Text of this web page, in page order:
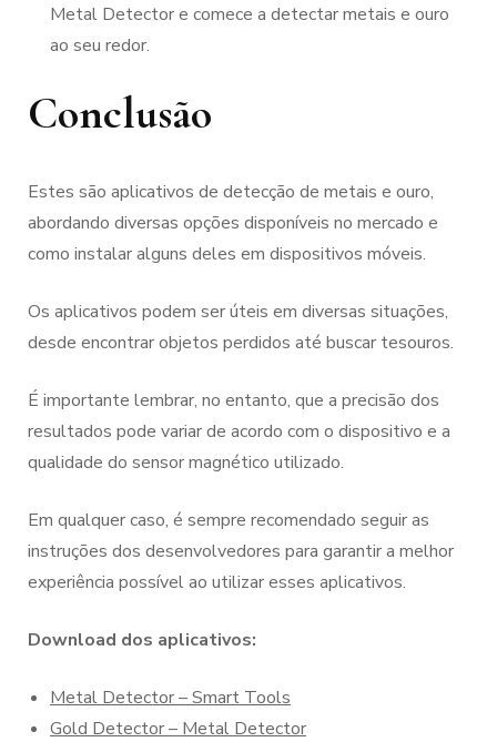
Metal Detector e comece a detectar metais e ouro
ao seu redor.
Conclusão
Estes são aplicativos de detecção de metais e ouro,
abordando diversas opções disponíveis no mercado e
como instalar alguns deles em dispositivos móveis.
Os aplicativos podem ser úteis em diversas situações,
desde encontrar objetos perdidos até buscar tesouros.
É importante lembrar, no entanto, que a precisão dos
resultados pode variar de acordo com o dispositivo e a
qualidade do sensor magnético utilizado.
Em qualquer caso, é sempre recomendado seguir as
instruções dos desenvolvedores para garantir a melhor
experiência possível ao utilizar esses aplicativos.
Download dos aplicativos:
Metal Detector – Smart Tools
Gold Detector – Metal Detector